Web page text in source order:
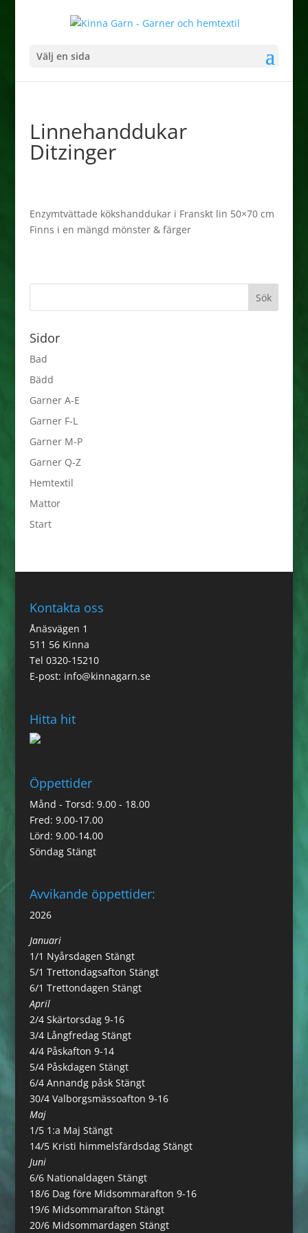
Välj en sida
Linnehanddukar
Ditzinger
Enzymtvättade kökshanddukar i Franskt lin 50×70 cm
Finns i en mängd mönster & färger
Sidor
Bad
Bädd
Garner A-E
Garner F-L
Garner M-P
Garner Q-Z
Hemtextil
Mattor
Start
Kontakta oss
Ånäsvägen 1
511 56 Kinna
Tel 0320-15210
E-post: info@kinnagarn.se
Hitta hit
Öppettider
Månd - Torsd: 9.00 - 18.00
Fred: 9.00-17.00
Lörd: 9.00-14.00
Söndag Stängt
Avvikande öppettider:
2026
Januari
1/1 Nyårsdagen Stängt
5/1 Trettondagsafton Stängt
6/1 Trettondagen Stängt
April
2/4 Skärtorsdag 9-16
3/4 Långfredag Stängt
4/4 Påskafton 9-14
5/4 Påskdagen Stängt
6/4 Annandg påsk Stängt
30/4 Valborgsmässoafton 9-16
Maj
1/5 1:a Maj Stängt
14/5 Kristi himmelsfärdsdag Stängt
Juni
6/6 Nationaldagen Stängt
18/6 Dag före Midsommarafton 9-16
19/6 Midsommarafton Stängt
20/6 Midsommardagen Stängt